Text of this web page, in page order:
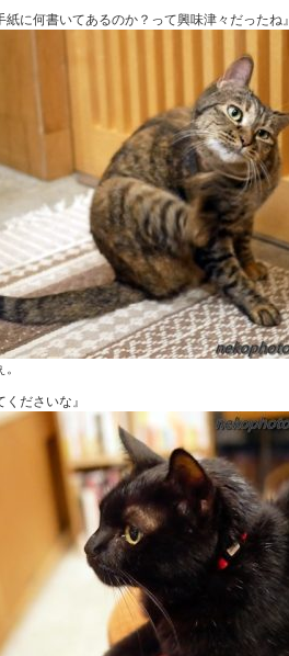
紙に何書いてあるのか？って興味津々だったね』
くださいな』